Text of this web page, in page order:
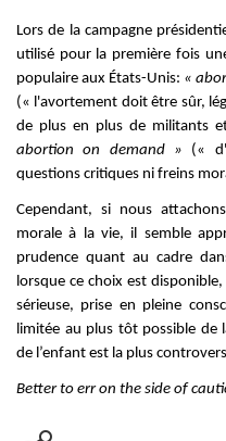
Lors de la campagne
utilisé pour la première fois
populaire aux États-Unis: «
(« l'avortement doit être sûr,
de plus en plus de militants
abortion on demand » («
questions critiques ni freins
Cependant, si nous
morale à la vie, il semble
prudence quant au cadre
lorsque ce choix est
sérieuse, prise en pleine
limitée au plus tôt possible de
de l’enfant est la plus
Better to err on the side of